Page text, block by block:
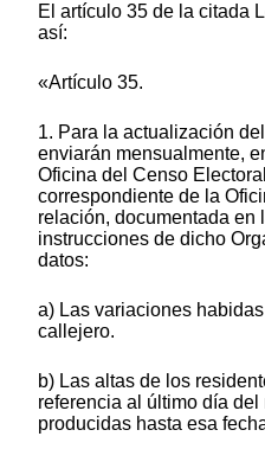
El artículo 35 de la citada
así:
«Artículo 35.
1. Para la actualización
enviarán mensualmente,
Oficina del Censo
correspondiente de la
relación, documentada en
instrucciones de dicho
datos:
a) Las variaciones
callejero.
b) Las altas de los
referencia al último día
producidas hasta esa